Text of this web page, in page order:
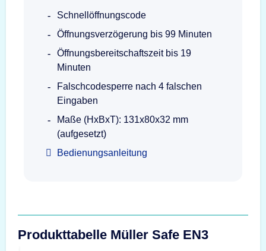
Schnellöffnungscode
Öffnungsverzögerung bis 99 Minuten
Öffnungsbereitschaftszeit bis 19
Minuten
Falschcodesperre nach 4 falschen
Eingaben
Maße (HxBxT): 131x80x32 mm
(aufgesetzt)
Bedienungsanleitung
Produkttabelle Müller Safe EN3